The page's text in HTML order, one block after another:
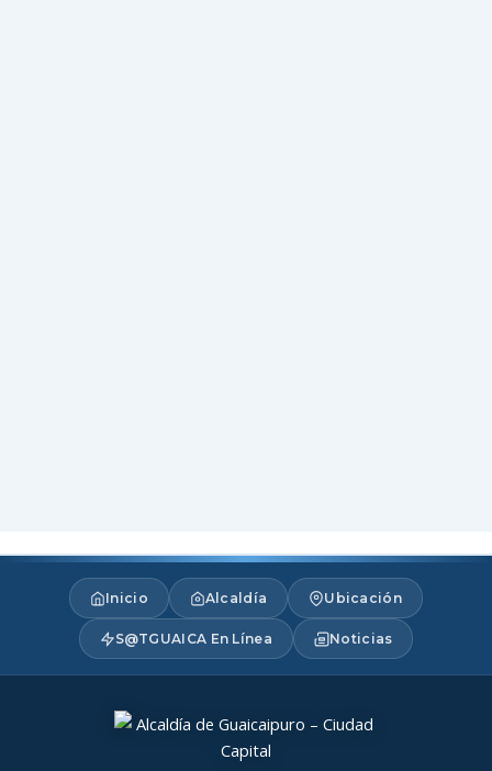
Inicio Alcaldía Ubicación
S@TGUAICA En Línea Noticias